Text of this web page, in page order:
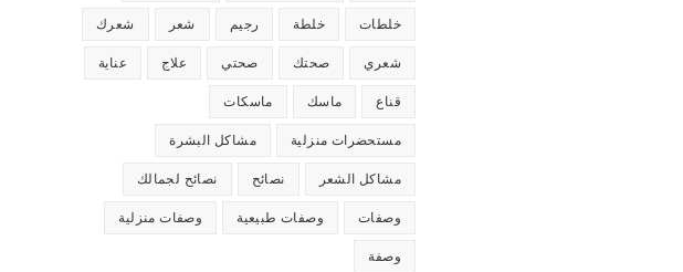
خلطات خلطة رجيم شعر شعرك
شعري صحتك صحتي علاج عناية
قناع ماسك ماسكات
مستحضرات منزلية مشاكل البشرة
مشاكل الشعر نصائح نصائح لجمالك
وصفات وصفات طبيعية وصفات منزلية
وصفة